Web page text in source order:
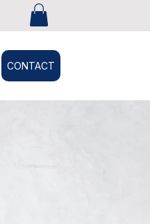
CONTACT